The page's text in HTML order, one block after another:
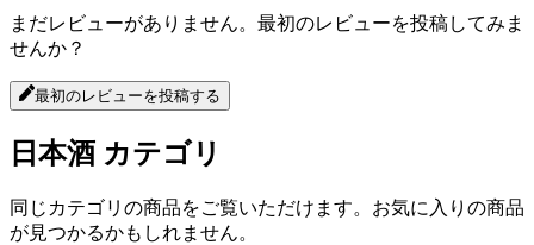
まだレビューがありません。最初のレビューを投稿してみま
せんか？
最初のレビューを投稿する
日本酒 カテゴリ
同じカテゴリの商品をご覧いただけます。お気に入りの商品
が見つかるかもしれません。